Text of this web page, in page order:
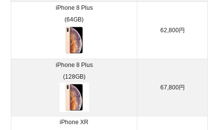
か
iPhone 8 Plus
(64GB)
62,800円
iPhone 8 Plus
(128GB)
67,800円
iPhone XR